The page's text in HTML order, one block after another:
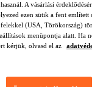
A Trendyol
A vásárlási
ezen sütik a fent említett
(USA, Törökország)
menüpontja alatt. Ha
kérjük, olvasd el az